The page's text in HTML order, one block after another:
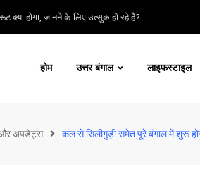
क्या होगा, जानने के लिए उत्सुक हो रहे हैं?
होम उत्तर बंगाल लाइफस्टाइल
अपडेट्स कल से सिलीगुड़ी समेत पूरे बंगाल में शुरू